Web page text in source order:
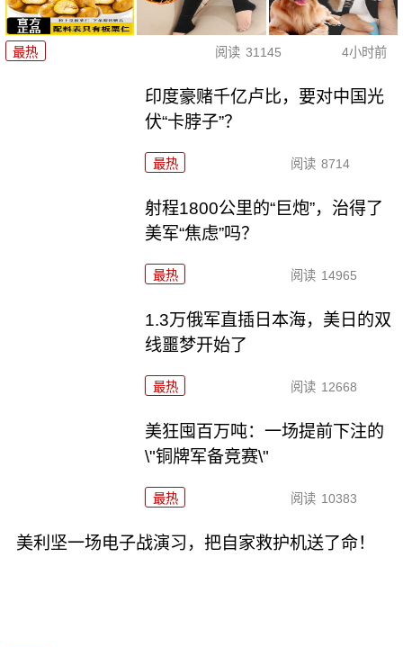
最热 阅读 31145 4小时前
印度豪赌千亿卢比，要对中国光
伏“卡脖子”？
最热 阅读 8714
射程1800公里的“巨炮”，治得了
美军“焦虑”吗？
最热 阅读 14965
1.3万俄军直插日本海，美日的双
线噩梦开始了
最热 阅读 12668
美狂囤百万吨：一场提前下注的
\"铜牌军备竞赛\"
最热 阅读 10383
美利坚一场电子战演习，把自家救护机送了命！